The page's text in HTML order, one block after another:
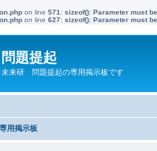
on line 571 : sizeof(): Parameter must
on line 627: sizeof(): Parameter must
問題提起
未来研 問題提起の専用掲示板です
用掲示板